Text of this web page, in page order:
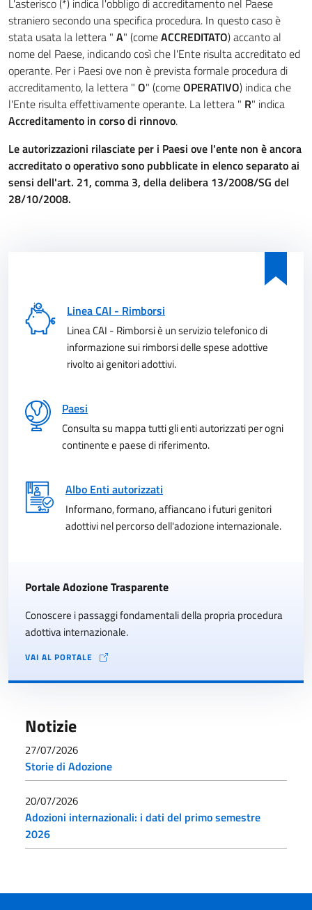
L'asterisco (*) indica l'obbligo di accreditamento nel Paese
straniero secondo una specifica procedura. In questo caso è
stata usata la lettera " A" (comeACCREDITATO) accanto al
nome del Paese, indicando così che l'Ente risulta accreditato ed
operante. Per i Paesi ove non è prevista formale procedura di
accreditamento, la lettera " O" (comeOPERATIVO) indica che
l'Ente risulta effettivamente operante. La lettera " R" indica
Accreditamento in corso di rinnovo.
Le autorizzazioni rilasciate per i Paesi ove l'ente non è ancora
accreditato o operativo sono pubblicate in elenco separato ai
sensi dell'art. 21, comma 3, della delibera 13/2008/SG del
28/10/2008.
Linea CAI - Rimborsi
Linea CAI - Rimborsi è un servizio telefonico di
informazione sui rimborsi delle spese adottive
rivolto ai genitori adottivi.
Paesi
Consulta su mappa tutti gli enti autorizzati per ogni
continente e paese di riferimento.
Albo Enti autorizzati
Informano, formano, affiancano i futuri genitori
adottivi nel percorso dell'adozione internazionale.
Portale Adozione Trasparente
Conoscere i passaggi fondamentali della propria procedura
adottiva internazionale.
VAI AL PORTALE
Notizie
27/07/2026
Storie di Adozione
20/07/2026
Adozioni internazionali: i dati del primo semestre
2026